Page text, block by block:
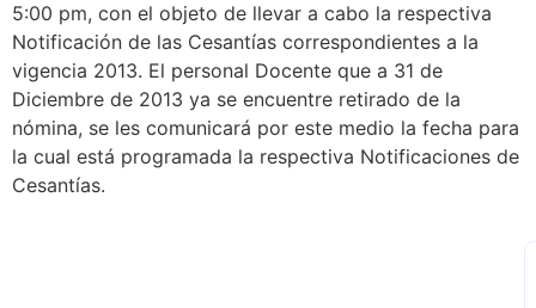
5:00 pm, con el objeto de llevar a cabo la respectiva
Notificación de las Cesantías correspondientes a la
vigencia 2013. El personal Docente que a 31 de
Diciembre de 2013 ya se encuentre retirado de la
nómina, se les comunicará por este medio la fecha para
la cual está programada la respectiva Notificaciones de
Cesantías.